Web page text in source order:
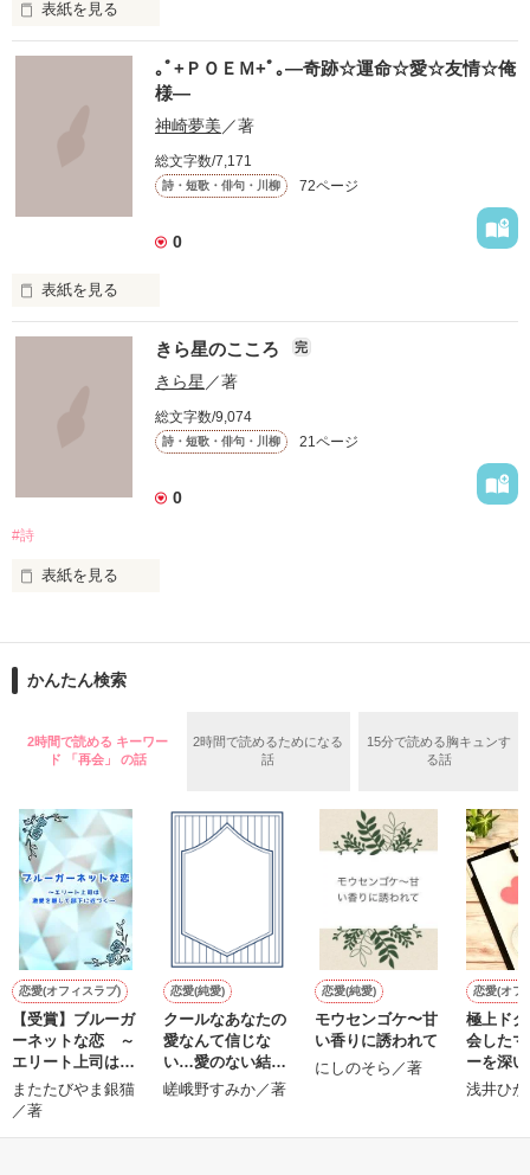
表紙を見る
このせかいにいる
たくさんのきみへ
たくさんの気持ちと思い出を､､､
がいします。
｡ﾟ+ＰＯＥＭ+ﾟ｡―奇跡☆運命☆愛☆友情☆俺
様―
神崎夢美 ／著
総文字数/7,171
詩・短歌・俳句・川柳 72ページ
0
表紙を見る
いろんな
アクレコ×ＰＯＥＭ
画像や有名なマンガの
*｡ﾟ+*｡ﾟ+*｡ﾟ+*｡ﾟ+*｡ﾟ+*｡ﾟ+*
私の考えたのも
何かに必要になったら
参考として
見てくださるのら
とても光栄です(^O^)
是非みてください☆☆
*｡+*｡+*+*｡｡*+｡*゜*+｡+*
２０１１
最終更新４/２４
Ｐ.１９～２６
きら星のこころ 完
きら星 ／著
総文字数/9,074
詩・短歌・俳句・川柳 21ページ
0
#詩
表紙を見る
稚拙な詩集になるかもしれませんが、
その辺りは温かい目でご覧頂けると嬉しいです。
作品を読む
かんたん検索
2時間で読める キーワー
ド 「再会」 の話
2時間で読めるためになる
話
15分で読める胸キュンす
る話
恋愛(オフィスラブ)
【受賞】ブルーガ
ーネットな恋 ～
エリート上司は激
愛を隠して部下に
近づく～
またたびやま銀猫
／著
恋愛(純愛)
クールなあなたの
愛なんて信じな
い…愛のない結婚
は遠慮します！
嵯峨野すみか／著
恋愛(純愛)
モウセンゴケ〜甘
い香りに誘われて
にしのそら／著
恋愛(オフ
極上ド
会した
ーを深
込む
浅井ひ